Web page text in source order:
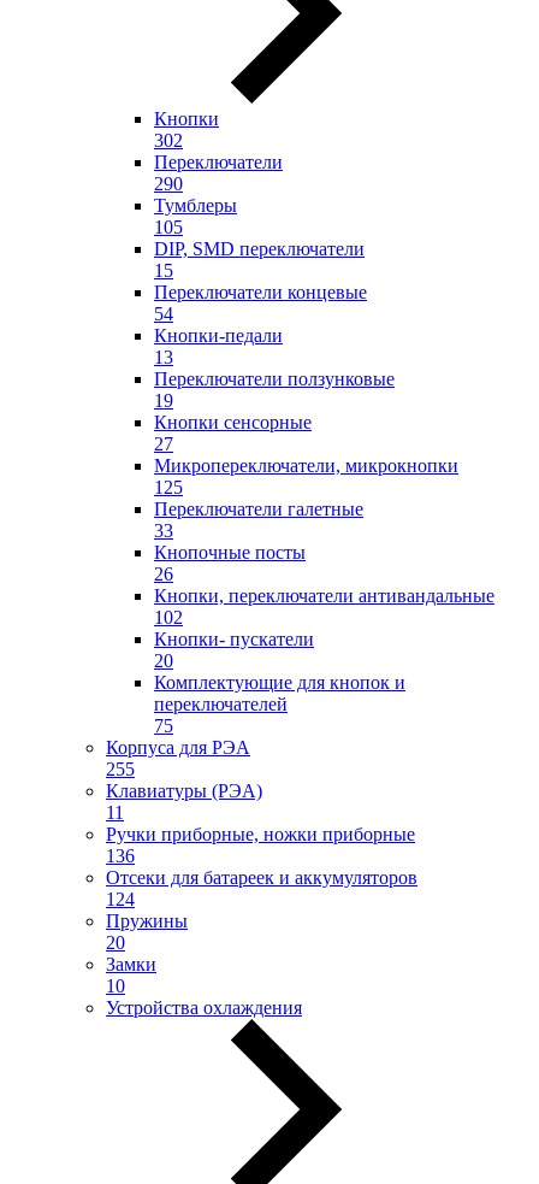
Кнопки
302
Переключатели
290
Тумблеры
105
DIP, SMD переключатели
15
Переключатели концевые
54
Кнопки-педали
13
Переключатели ползунковые
19
Кнопки сенсорные
27
Микропереключатели, микрокнопки
125
Переключатели галетные
33
Кнопочные посты
26
Кнопки, переключатели антивандальные
102
Кнопки- пускатели
20
Комплектующие для кнопок и
переключателей
75
Корпуса для РЭА
255
Клавиатуры (РЭА)
11
Ручки приборные, ножки приборные
136
Отсеки для батареек и аккумуляторов
124
Пружины
20
Замки
10
Устройства охлаждения